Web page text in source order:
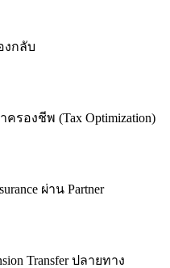
งกลับ
รองชีพ (Tax Optimization)
ผ่าน Partner
Transfer ปลายทาง